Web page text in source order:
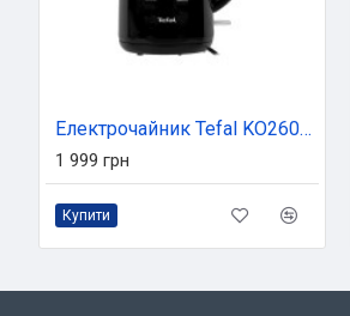
Електрочайник Tefal KO260830
1 999 грн
Купити